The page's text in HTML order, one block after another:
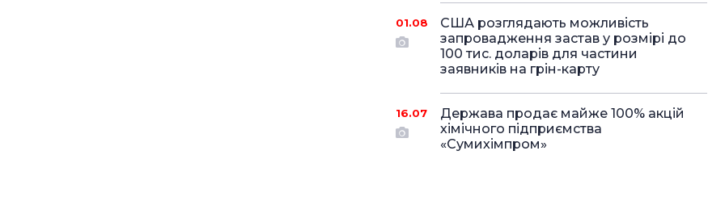
01.08
США розглядають можливість
запровадження застав у розмірі до
100 тис. доларів для частини
заявників на грін-карту
16.07
Держава продає майже 100% акцій
хімічного підприємства
«Сумихімпром»